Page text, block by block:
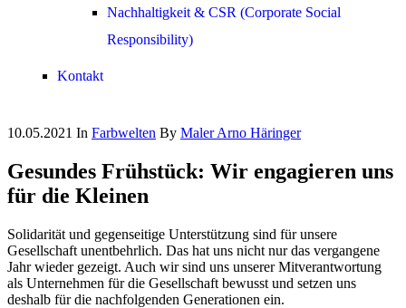
Nachhaltigkeit & CSR (Corporate Social
Responsibility)
Kontakt
10.05.2021 In Farbwelten By Maler Arno Häringer
Gesundes Frühstück: Wir engagieren uns
für die Kleinen
Solidarität und gegenseitige Unterstützung sind für unsere
Gesellschaft unentbehrlich. Das hat uns nicht nur das vergangene
Jahr wieder gezeigt. Auch wir sind uns unserer Mitverantwortung
als Unternehmen für die Gesellschaft bewusst und setzen uns
deshalb für die nachfolgenden Generationen ein.